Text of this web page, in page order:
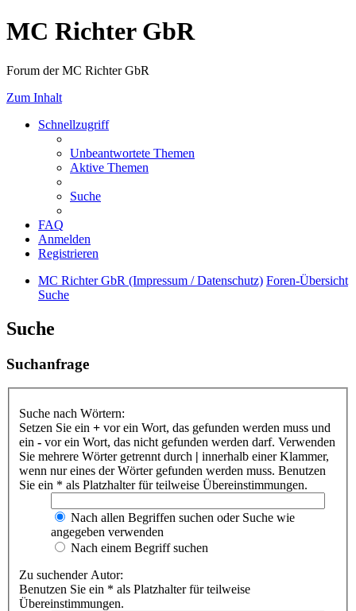
MC Richter GbR
Forum der MC Richter GbR
Zum Inhalt
Schnellzugriff
Unbeantwortete Themen
Aktive Themen
Suche
FAQ
Anmelden
Registrieren
MC Richter GbR (Impressum / Datenschutz) Foren-Übersicht
Suche
Suche
Suchanfrage
Suche nach Wörtern:
Setzen Sie ein + vor ein Wort, das gefunden werden muss und
ein - vor ein Wort, das nicht gefunden werden darf. Verwenden
Sie mehrere Wörter getrennt durch | innerhalb einer Klammer,
wenn nur eines der Wörter gefunden werden muss. Benutzen
Sie ein * als Platzhalter für teilweise Übereinstimmungen.
Nach allen Begriffen suchen oder Suche wie
angegeben verwenden
Nach einem Begriff suchen
Zu suchender Autor:
Benutzen Sie ein * als Platzhalter für teilweise
Übereinstimmungen.